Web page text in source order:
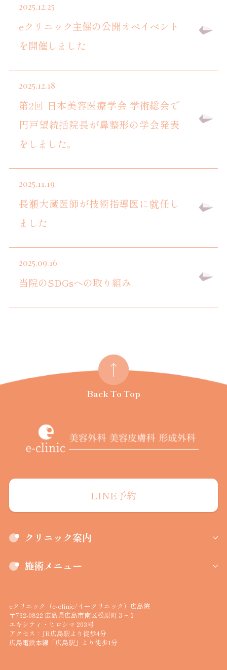
2025.12.25
eクリニック主催の公開オペイベント
を開催しました
2025.12.18
第2回 日本美容医療学会 学術総会で
円戸望統括院長が鼻整形の学会発表
をしました。
2025.11.19
長瀬大蔵医師が技術指導医に就任し
ました
2025.09.16
当院のSDGsへの取り組み
LINE予約
クリニック案内
施術メニュー
eクリニック（e-clinic/イークリニック）広島院
〒732-0822 広島県広島市南区松原町３−１
エキシティ・ヒロシマ 203号
アクセス：JR広島駅より徒歩4分
広島電鉄本線「広島駅」より徒歩1分
Back To Top